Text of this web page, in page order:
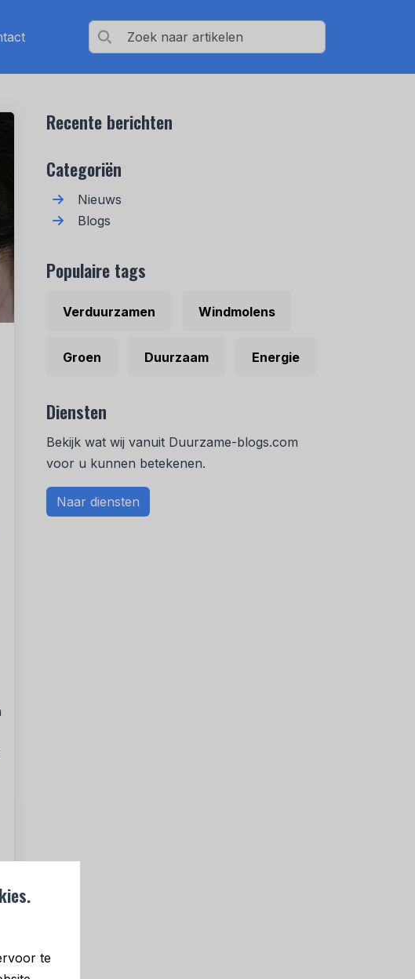
te
Recente berichten
Categoriën
Nieuws
Blogs
Populaire tags
Verduurzamen Windmolens
Groen Duurzaam Energie
Diensten
Bekijk wat wij vanuit Duurzame-blogs.com
voor u kunnen betekenen.
Naar diensten